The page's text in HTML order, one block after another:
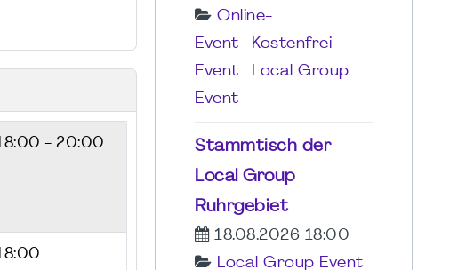
- 20:00
Online-
Event
Kostenfrei-
Event
Local Group
Event
Stammtisch der
Local Group
Ruhrgebiet
18.08.2026 18:00
Local Group Event